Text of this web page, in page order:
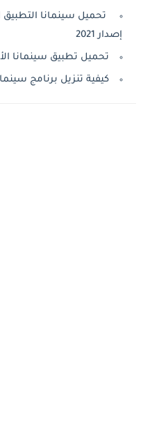
تحميل سينمانا التطبيق
إصدار 2021
تحميل تطبيق سينمانا
كيفية تنزيل برنامج سينمانا